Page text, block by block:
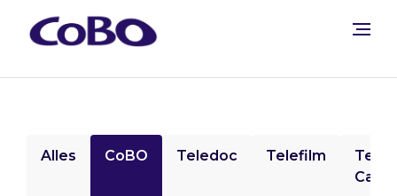
Alles CoBO Teledoc Telefilm